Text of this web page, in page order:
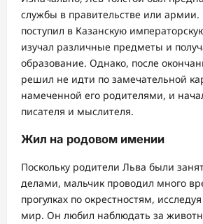
службы в правительстве или армии.
поступил в Казанскую
изучал различные предметы и
образование. Однако, после
решил не идти по замечательной
намеченной его родителями, и
писателя и мыслителя.
Жил на родовом имении
Поскольку родители Льва были
делами, мальчик проводил много
прогулках по окрестностям,
мир. Он любил наблюдать за